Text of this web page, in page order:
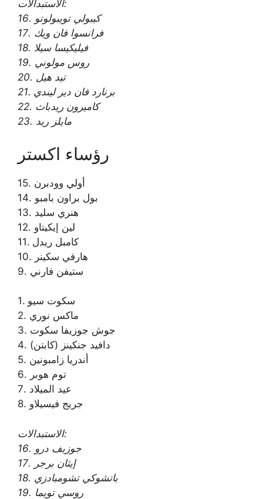
الاستبدالات:
16. كيبولي تويبولوتو
17. فرانسوا فان ويك
18. فيليكيسا سيلا
19. روس مولوني
20. تيد هيل
21. برنارد فان دير ليندي
22. كاميرون ريدباث
23. مايلز ريد
رؤساء اكستر
15. أولي وودبرن
14. بول براون بامبو
13. هنري سليد
12. لين إيكيتاو
11. كامبل ريدل
10. هارفي سكينر
9. ستيفن فارني
1. سكوت سيو
2. ماكس نوري
3. جوش جوزيفا سكوت
4. دافيد جنكينز (كابتن)
5. أندريا زامبونين
6. توم هوبر
7. عيد الميلاد
8. جريج فيسيلاو
الاستبدالات:
16. جوزيف درو
17. إيثان برجر
18. باتشوكي تشومبادزي
19. روسي تويما